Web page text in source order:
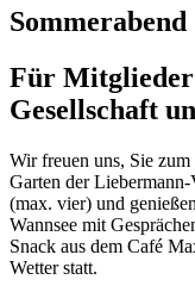
Sommerabend
Für
Gesellschaft
Wir freuen uns, Sie
Garten der
(max. vier) und
Wannsee mit
Snack aus dem Café
Wetter statt.